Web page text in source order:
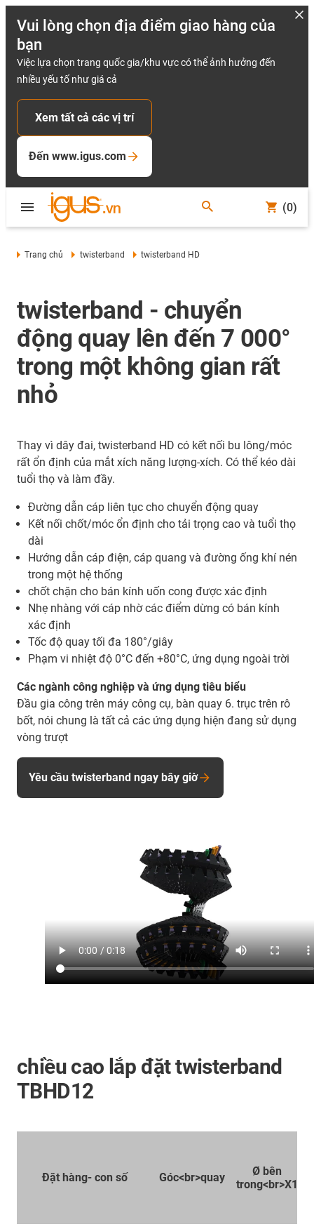
Vui lòng chọn địa điểm giao hàng của
bạn
Việc lựa chọn trang quốc gia/khu vực có thể ảnh hưởng đến
nhiều yếu tố như giá cả
Xem tất cả các vị trí
Đến www.igus.com
(0)
Trang chủ twisterband twisterband HD
twisterband - chuyển
động quay lên đến 7 000°
trong một không gian rất
nhỏ
Thay vì dây đai, twisterband HD có kết nối bu lông/móc
rất ổn định của mắt xích năng lượng-xích. Có thể kéo dài
tuổi thọ và làm đầy.
Đường dẫn cáp liên tục cho chuyển động quay
Kết nối chốt/móc ổn định cho tải trọng cao và tuổi thọ
dài
Hướng dẫn cáp điện, cáp quang và đường ống khí nén
trong một hệ thống
chốt chặn cho bán kính uốn cong được xác định
Nhẹ nhàng với cáp nhờ các điểm dừng có bán kính
xác định
Tốc độ quay tối đa 180°/giây
Phạm vi nhiệt độ 0°C đến +80°C, ứng dụng ngoài trời
Các ngành công nghiệp và ứng dụng tiêu biểu
Đầu gia công trên máy công cụ, bàn quay 6. trục trên rô
bốt, nói chung là tất cả các ứng dụng hiện đang sử dụng
vòng trượt
Yêu cầu twisterband ngay bây giờ
chiều cao lắp đặt twisterband
TBHD12
Đặt hàng- con số Góc<br>quay
Ø bên
trong<br>X1